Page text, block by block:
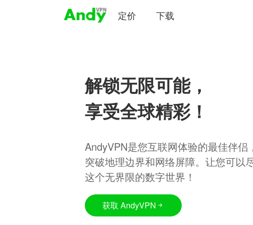
定价 下载
解锁无限可能，
享受全球精彩！
AndyVPN是您互联网体验的最佳伴侣
突破地理边界和网络屏障。让您可以
这个无界限的数字世界！
获取 AndyVPN